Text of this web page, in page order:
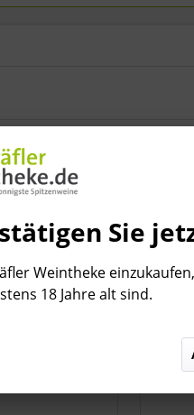
Collection...
Nº1331 |
Lassen
cremig,
im Mund, gut
Sie
Weintheke
18 Jahre alt sind.